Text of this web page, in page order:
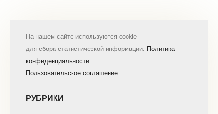
На нашем сайте используются cookie
для сбора статистической информации. Политика
конфиденциальности
Пользовательское соглашение
РУБРИКИ